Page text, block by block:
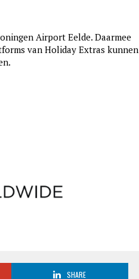
Airport Eelde. Daarmee
van Holiday Extras kunnen
SHARE
edition3